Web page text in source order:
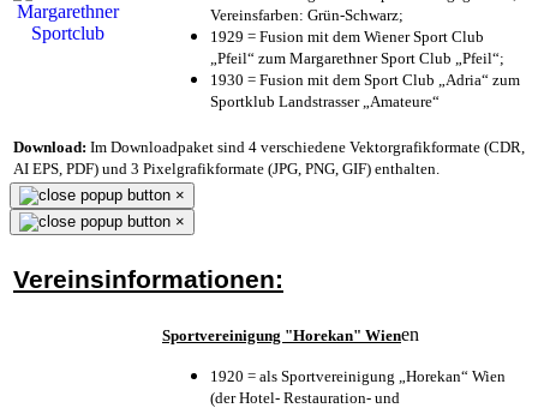
Vereinsfarben: Grün-Schwarz;
1929 = Fusion mit dem Wiener Sport Club
„Pfeil“ zum Margarethner Sport Club „Pfeil“;
1930 = Fusion mit dem Sport Club „Adria“ zum
Sportklub Landstrasser „Amateure“
Download: Im Downloadpaket sind 4 verschiedene Vektorgrafikformate (CDR,
AI EPS, PDF) und 3 Pixelgrafikformate (JPG, PNG, GIF) enthalten.
×
×
Vereinsinformationen:
Sportvereinigung "Horekan" Wienen
1920 = als Sportvereinigung „Horekan“ Wien
(der Hotel- Restauration- und